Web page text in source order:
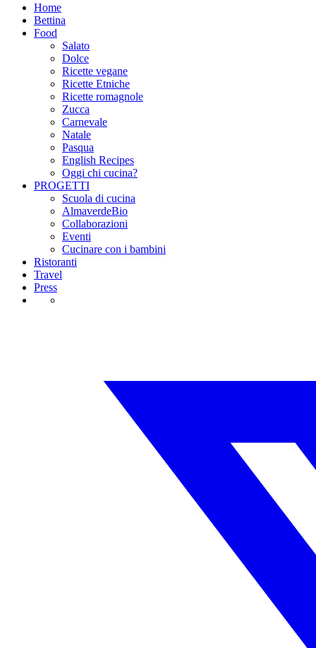
Home
Bettina
Food
Salato
Dolce
Ricette vegane
Ricette Etniche
Ricette romagnole
Zucca
Carnevale
Natale
Pasqua
English Recipes
Oggi chi cucina?
PROGETTI
Scuola di cucina
AlmaverdeBio
Collaborazioni
Eventi
Cucinare con i bambini
Ristoranti
Travel
Press